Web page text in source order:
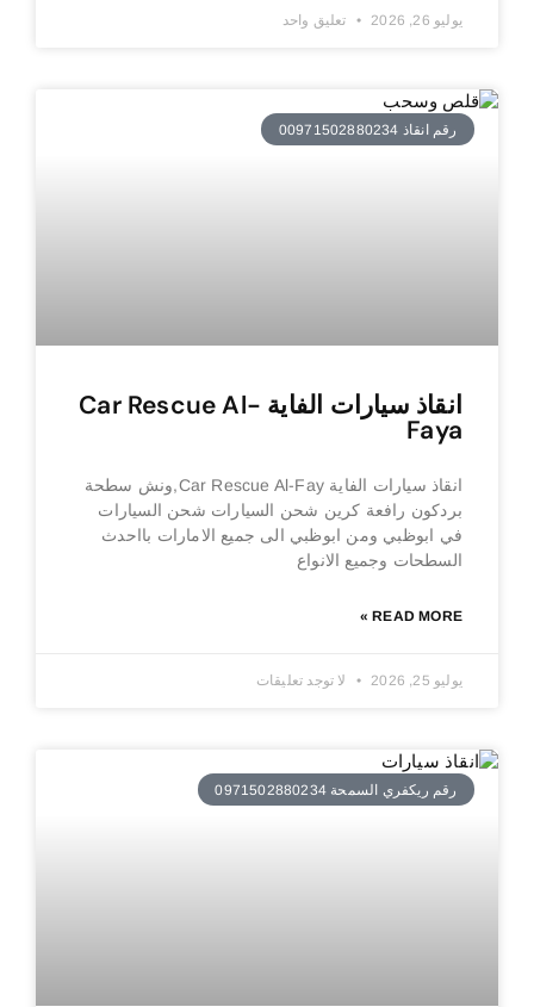
يوليو 26, 2026 تعليق واحد
رقم انقاذ 00971502880234
انقاذ سيارات الفاية Car Rescue Al-
Faya
انقاذ سيارات الفاية Car Rescue Al-Fay,ونش سطحة
بردكون رافعة كرين شحن السيارات شحن السيارات
في ابوظبي ومن ابوظبي الى جميع الامارات بااحدث
السطحات وجميع الانواع
READ MORE »
يوليو 25, 2026 لا توجد تعليقات
رقم ريكفري السمحة 0971502880234